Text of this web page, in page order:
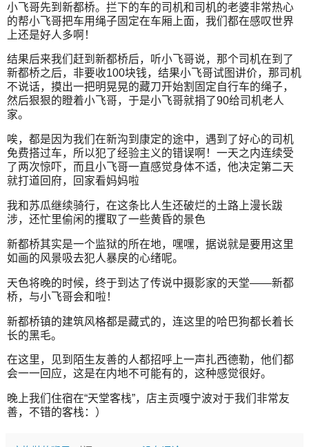
小飞哥先到新都桥。拦下的车的司机和司机的老婆非常热心
的帮小飞哥把车用绳子固定在车厢上面，我们都在感叹世界
上还是好人多啊！
结果后来我们赶到新都桥后，听小飞哥说，那个司机在到了
新都桥之后，非要收100块钱，结果小飞哥试图讲价，那司机
不说话，摸出一把明晃晃的藏刀开始割固定自行车的绳子，
然后狠狠的瞪着小飞哥，于是小飞哥就捐了90给司机老人
家。
唉，都是因为我们在新沟到康定的途中，遇到了好心的司机
免费搭过车，所以犯了经验主义的错误啊！一天之内连续受
了两次惊吓，而且小飞哥一直感觉身体不适，他决定第二天
就打道回府，回家看妈妈啦
我和苏瓜继续骑行，在这条比人生还破烂的土路上漫长跋
涉，还忙里偷闲的攫取了一些黄昏的景色
新都桥其实是一个监狱的所在地，嘿嘿，据说就是要用这里
如画的风景吸去犯人暴戾的心绪呢。
天色将晚的时候，终于到达了传说中摄影家的天堂——新都
桥，与小飞哥会和啦！
新都桥镇的建筑风格都是藏式的，连这里的哈巴狗都长着长
长的黑毛。
在这里，见到陌生友善的人都招呼上一声扎西德勒，他们都
会一一回应，这是在内地不可能有的，这种感觉很好。
晚上我们住宿在“天堂客栈”，店主贡嘎宁波对于我们非常友
善，不错的客栈：）